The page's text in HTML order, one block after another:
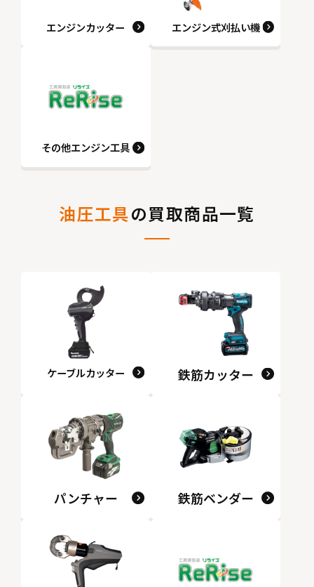
エンジンカッター エンジン式刈払い機
その他エンジン工具
油圧工具の買取商品一覧
ケーブルカッター 鉄筋カッター
パンチャー 鉄筋ベンダー